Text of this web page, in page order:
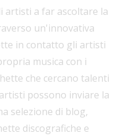
artisti a far ascoltare la
un'innovativa
in contatto gli artisti
musica con i
che cercano talenti
possono inviare la
selezione di blog,
discografiche e